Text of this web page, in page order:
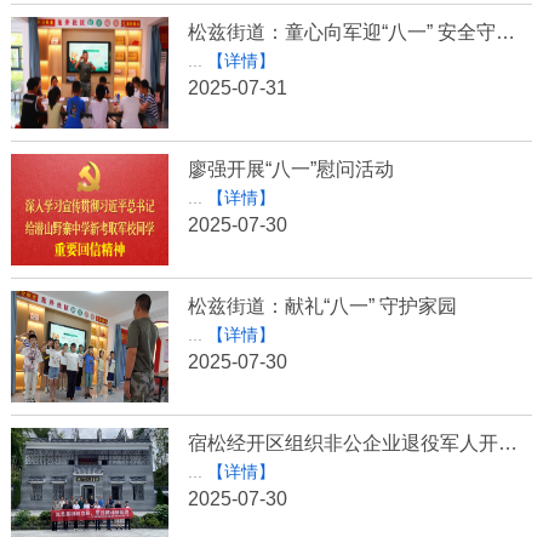
松兹街道：童心向军迎“八一” 安全守护伴成长
【详情】
2025-07-31
廖强开展“八一”慰问活动
【详情】
2025-07-30
松兹街道：献礼“八一” 守护家园
【详情】
2025-07-30
宿松经开区组织非公企业退役军人开展庆“八一”参观红色教育基地活动
【详情】
2025-07-30